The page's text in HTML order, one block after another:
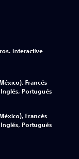
Interactive
Francés
Inglés, Portugués
Francés
Inglés, Portugués